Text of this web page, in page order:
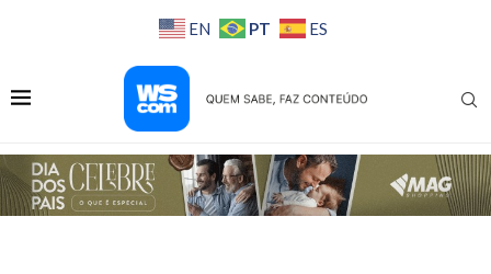
EN PT ES